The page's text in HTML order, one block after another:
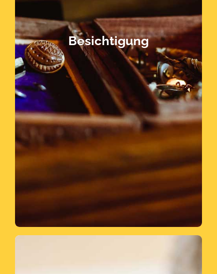
Besichtigung
Besichtigung des
aufzulösenden
Haushalts
Bevor wir Ihr entrümpelnkönnen,
müssen wir jeden Raum und ggf.
Außenflächen, Gärten und Schuppen
besichtigen. Nur so lassen sich Aufwand
der Entsorgung sowie der Wert noch
vorhandener Einrichtung abschätzen.
Wertvolle Möbel und andere
Gegenstände, die noch einen
Wiederverkaufswert besitzen, können
Sie sich anrechnen lassen. Die
Haushaltsauflösung wird dadurch